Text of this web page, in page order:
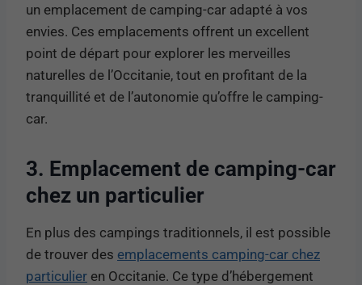
un emplacement de camping-car adapté à vos
envies. Ces emplacements offrent un excellent
point de départ pour explorer les merveilles
naturelles de l’Occitanie, tout en profitant de la
tranquillité et de l’autonomie qu’offre le camping-
car.
3. Emplacement de camping-car
chez un particulier
En plus des campings traditionnels, il est possible
de trouver des emplacements camping-car chez
particulier en Occitanie. Ce type d’hébergement